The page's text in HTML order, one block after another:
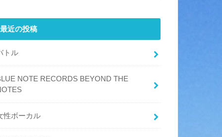
最近の投稿
トル
NOTE RECORDS BEYOND THE
性ボーカル